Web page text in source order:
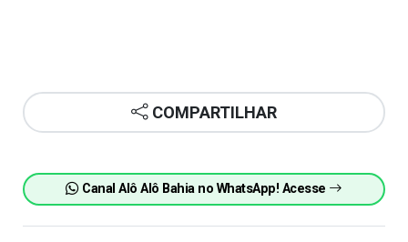
COMPARTILHAR
Canal Alô Alô Bahia no WhatsApp! Acesse